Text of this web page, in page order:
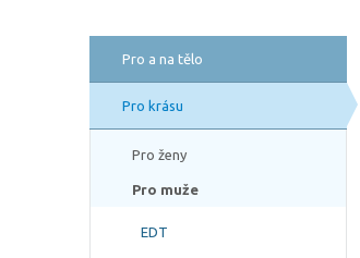
Pro a na tělo
Pro krásu
Pro ženy
Pro muže
EDT